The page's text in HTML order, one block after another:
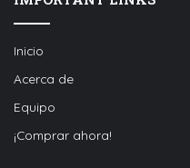
Inicio
Acerca de
Equipo
¡Comprar ahora!